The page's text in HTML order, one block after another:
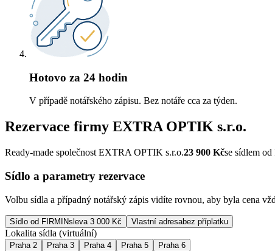
Hotovo za 24 hodin
V případě notářského zápisu. Bez notáře cca za týden.
Rezervace firmy EXTRA OPTIK s.r.o.
Ready-made společnost EXTRA OPTIK s.r.o.23 900 Kčse sídlem
Sídlo a parametry rezervace
Volbu sídla a případný notářský zápis vidíte rovnou, aby byla cena
Sídlo od FIRMINsleva 3 000 Kč Vlastní adresabez příplatku
Lokalita sídla (virtuální)
Praha 2 Praha 3 Praha 4 Praha 5 Praha 6